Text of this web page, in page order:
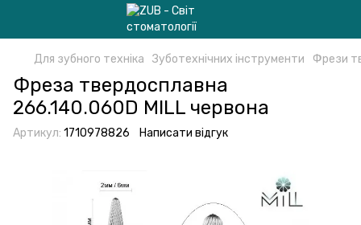
Для зубного техніка Зуботехнічних інструменти Фрези
Фреза твердосплавна
266.140.060D MILL червона
Артикул: 1710978826 Написати відгук